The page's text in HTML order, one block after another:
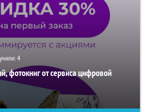
4
фотокниг от сервиса цифровой